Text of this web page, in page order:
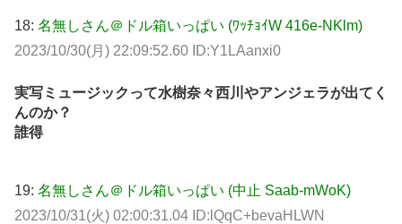
18: 名無しさん＠ドル箱いっぱい (ﾜｯﾁｮｲW 416e-NKlm)
2023/10/30(月) 22:09:52.60 ID:Y1LAanxi0
実写ミュージックって水樹奈々西川やアンジェラが出てく
んのか？
誰得
19: 名無しさん＠ドル箱いっぱい (中止 Saab-mWoK)
2023/10/31(火) 02:00:31.04 ID:lQqC+bevaHLWN